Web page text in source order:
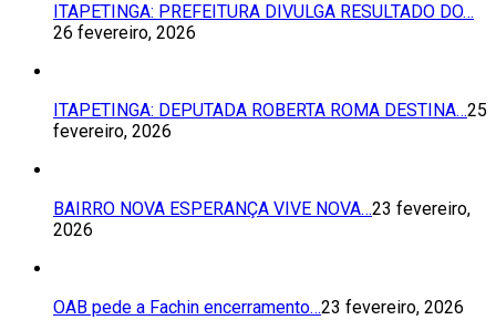
ITAPETINGA: PREFEITURA DIVULGA RESULTADO DO…
26 fevereiro, 2026
ITAPETINGA: DEPUTADA ROBERTA ROMA DESTINA…25
fevereiro, 2026
BAIRRO NOVA ESPERANÇA VIVE NOVA…23 fevereiro,
2026
OAB pede a Fachin encerramento…23 fevereiro, 2026